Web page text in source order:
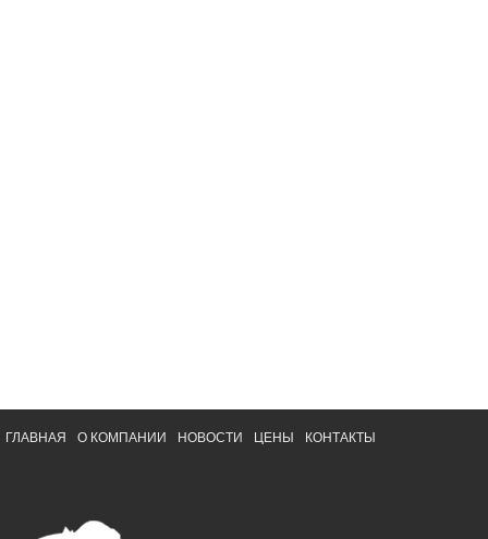
ГЛАВНАЯ О КОМПАНИИ НОВОСТИ ЦЕНЫ КОНТАКТЫ